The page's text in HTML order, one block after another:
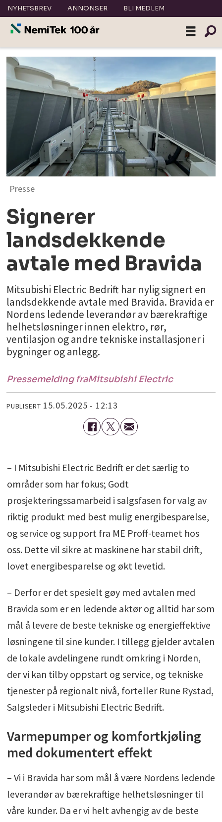
NYHETSBREV ANNONSER BLI MEDLEM
Presse
Signerer
landsdekkende
avtale med Bravida
Mitsubishi Electric Bedrift har nylig signert en
landsdekkende avtale med Bravida. Bravida er
Nordens ledende leverandør av bærekraftige
helhetsløsninger innen elektro, rør,
ventilasjon og andre tekniske installasjoner i
bygninger og anlegg.
Pressemelding fraMitsubishi Electric
PUBLISERT 15.05.2025 - 12:13
– I Mitsubishi Electric Bedrift er det særlig to
områder som har fokus; Godt
prosjekteringssamarbeid i salgsfasen for valg av
riktig produkt med best mulig energibesparelse,
og service og support fra ME Proff-teamet hos
oss. Dette vil sikre at maskinene har stabil drift,
lovet energibesparelse og økt levetid.
– Derfor er det spesielt gøy med avtalen med
Bravida som er en ledende aktør og alltid har som
mål å levere de beste tekniske og energieffektive
løsningene til sine kunder. I tillegg gjelder avtalen
de lokale avdelingene rundt omkring i Norden,
der vi kan tilby oppstart og service, og tekniske
tjenester på regionalt nivå, forteller Rune Rystad,
Salgsleder i Mitsubishi Electric Bedrift.
Varmepumper og komfortkjøling
med dokumentert effekt
– Vi i Bravida har som mål å være Nordens ledende
leverandør av bærekraftige helhetsløsninger til
våre kunder. Da er vi helt avhengig av de beste